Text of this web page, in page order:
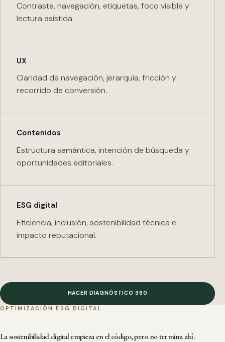
Contraste, navegación, etiquetas, foco visible y
lectura asistida.
UX
Claridad de navegación, jerarquía, fricción y
recorrido de conversión.
Contenidos
Estructura semántica, intención de búsqueda y
oportunidades editoriales.
ESG digital
Eficiencia, inclusión, sostenibilidad técnica e
impacto reputacional.
HACER DIAGNÓSTICO 360
OPTIMIZACIÓN ESG DIGITAL
La sostenibilidad digital empieza en el código, pero no termina ahí.